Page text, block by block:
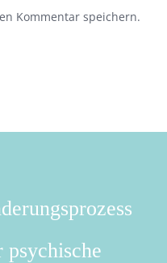
Kommentar speichern.
psychische